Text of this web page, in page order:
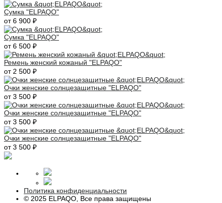
Сумка "ELPAQO"
от 6 900 ₽
Сумка "ELPAQO"
от 6 500 ₽
Ремень женский кожаный "ELPAQO"
от 2 500 ₽
Очки женские солнцезащитные "ELPAQO"
от 3 500 ₽
Очки женские солнцезащитные "ELPAQO"
от 3 500 ₽
Очки женские солнцезащитные "ELPAQO"
от 3 500 ₽
Политика конфиденциальности
© 2025 ELPAQO, Все права защищены